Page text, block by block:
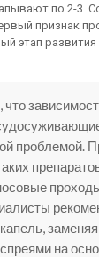
по 2-3.
признак
этап развития
проблемой.
на